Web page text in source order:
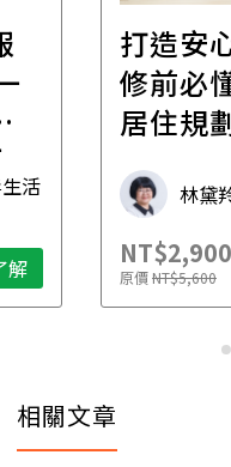
活
解
打造安
修前必
居住規
林黛
NT$2,900
原價NT$5,600
相關文章